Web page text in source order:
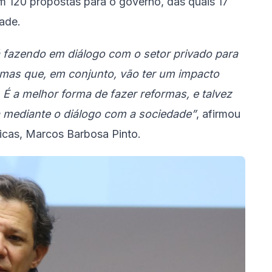
em diálogo com o setor privado para
que, em conjunto, vão ter um impacto
a melhor forma de fazer reformas, e talvez
o diálogo com a sociedade”, afirmou
Marcos Barbosa Pinto.